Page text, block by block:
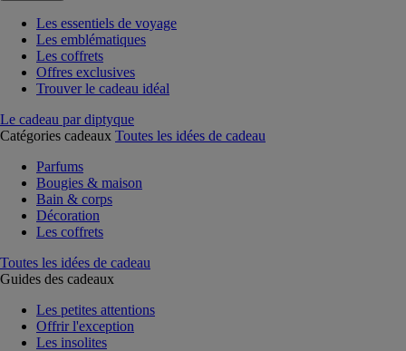
Les essentiels de voyage
Les emblématiques
Les coffrets
Offres exclusives
Trouver le cadeau idéal
Le cadeau par diptyque
Catégories cadeaux Toutes les idées de cadeau
Parfums
Bougies & maison
Bain & corps
Décoration
Les coffrets
Toutes les idées de cadeau
Guides des cadeaux
Les petites attentions
Offrir l'exception
Les insolites